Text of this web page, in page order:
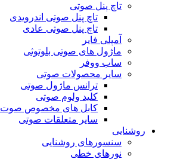
تاچ پنل صوتی
تاچ پنل صوتی اندرویدی
تاچ پنل صوتی عادی
آمپلی فایر
ماژول های صوتی بلوتوثی
ساب ووفر
سایر محصولات صوتی
ترانس ماژول صوتی
کلید ولوم صوتی
کابل های مخصوص صوت
سایر متعلقات صوتی
روشنایی
سنسورهای روشنایی
نورهای خطی